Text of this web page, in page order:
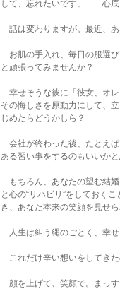
して、忘れたいです」――心底
話は変わりますが。最近、
お肌の手入れ、毎日の服選
と頑張ってみませんか？
幸せそうな彼に「彼女、オレ
その悔しさを原動力にして、
じめたらどうかしら？
会社が終わった後、たとえ
ある習い事をするのもいいか
もちろん、あなたの望む結
と心の“リハビリ”をしておく
き、あなた本来の笑顔を見せ
人生は糾う縄のごとく、幸せ
これだけ辛い想いをしてき
顔を上げて、笑顔で。まっす